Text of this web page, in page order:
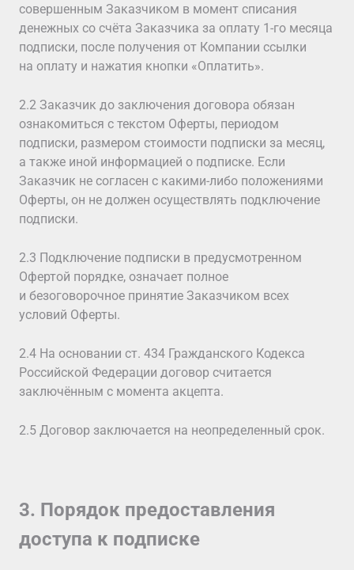
совершенным Заказчиком в момент списания
денежных со счёта Заказчика за оплату 1-го месяца
подписки, после получения от Компании ссылки
на оплату и нажатия кнопки «Оплатить».
2.2 Заказчик до заключения договора обязан
ознакомиться с текстом Оферты, периодом
подписки, размером стоимости подписки за месяц,
а также иной информацией о подписке. Если
Заказчик не согласен с какими-либо положениями
Оферты, он не должен осуществлять подключение
подписки.
2.3 Подключение подписки в предусмотренном
Офертой порядке, означает полное
и безоговорочное принятие Заказчиком всех
условий Оферты.
2.4 На основании ст. 434 Гражданского Кодекса
Российской Федерации договор считается
заключённым с момента акцепта.
2.5 Договор заключается на неопределенный срок.
3. Порядок предоставления
доступа к подписке